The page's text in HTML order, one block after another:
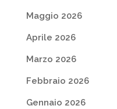
Maggio 2026
Aprile 2026
Marzo 2026
Febbraio 2026
Gennaio 2026